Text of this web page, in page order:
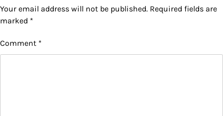
Your email address will not be published. Required fields are
marked *
Comment *